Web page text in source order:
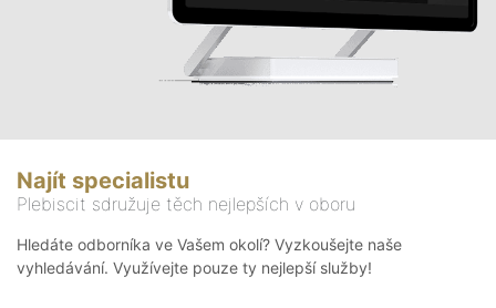
Najít specialistu
Plebiscit sdružuje těch nejlepších v oboru
Hledáte odborníka ve Vašem okolí? Vyzkoušejte naše
vyhledávání. Využívejte pouze ty nejlepší služby!